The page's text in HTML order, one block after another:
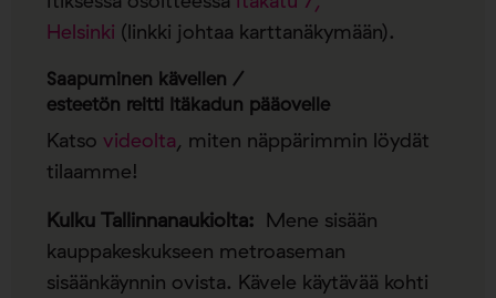
Helsinki (linkki johtaa karttanäkymään).
Saapuminen kävellen /
esteetön reitti Itäkadun pääovelle
Katso videolta, miten näppärimmin löydät
tilaamme!
Kulku Tallinnanaukiolta: Mene sisään
kauppakeskukseen metroaseman
sisäänkäynnin ovista. Kävele käytävää kohti